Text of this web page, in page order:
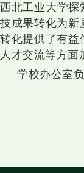
西北工业大学探
技成果转化为新
转化提供了有益
人才交流等方面
学校办公室